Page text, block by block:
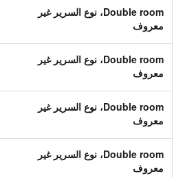
Double room، نوع السرير غير
معروف
Double room، نوع السرير غير
معروف
Double room، نوع السرير غير
معروف
Double room، نوع السرير غير
معروف